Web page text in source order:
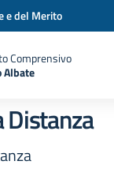
e del Merito
Comprensivo
Albate
Distanza